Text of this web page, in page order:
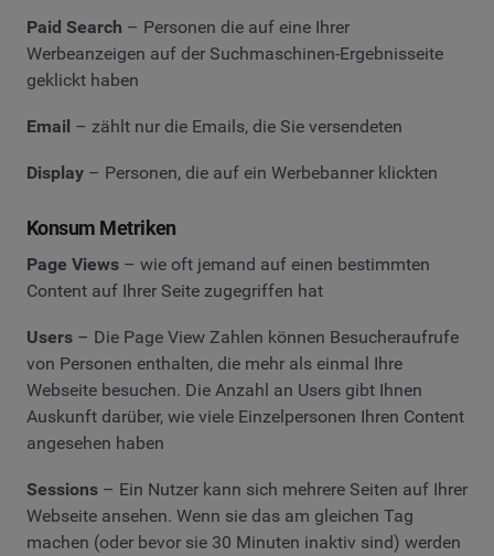
Paid Search – Personen die auf eine Ihrer
Werbeanzeigen auf der Suchmaschinen-Ergebnisseite
geklickt haben
Email – zählt nur die Emails, die Sie versendeten
Display – Personen, die auf ein Werbebanner klickten
Konsum Metriken
Page Views – wie oft jemand auf einen bestimmten
Content auf Ihrer Seite zugegriffen hat
Users – Die Page View Zahlen können Besucheraufrufe
von Personen enthalten, die mehr als einmal Ihre
Webseite besuchen. Die Anzahl an Users gibt Ihnen
Auskunft darüber, wie viele Einzelpersonen Ihren Content
angesehen haben
Sessions – Ein Nutzer kann sich mehrere Seiten auf Ihrer
Webseite ansehen. Wenn sie das am gleichen Tag
machen (oder bevor sie 30 Minuten inaktiv sind) werden